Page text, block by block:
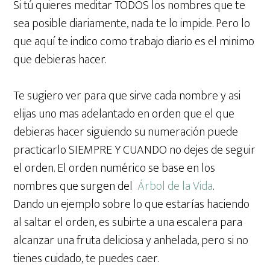
Si tú quieres meditar TODOS los nombres que te
sea posible diariamente, nada te lo impide. Pero lo
que aquí te indico como trabajo diario es el minimo
que debieras hacer.
Te sugiero ver para que sirve cada nombre y asi
elijas uno mas adelantado en orden que el que
debieras hacer siguiendo su numeración puede
practicarlo SIEMPRE Y CUANDO no dejes de seguir
el orden. El orden numérico se base en los
nombres que surgen delÁrbol de la Vida.
Dando un ejemplo sobre lo que estarías haciendo
al saltar el orden, es subirte a una escalera para
alcanzar una fruta deliciosa y anhelada, pero si no
tienes cuidado, te puedes caer.